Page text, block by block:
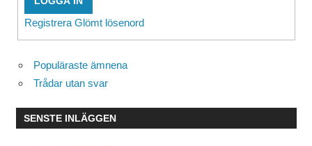
Registrera Glömt lösenord
Populäraste ämnena
Trådar utan svar
SENSTE INLÄGGEN